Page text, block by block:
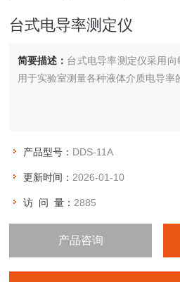
台式电导率测定仪
简要描述： 台式电导率测定仪采用
用于实验室测量各种液体介质电导率
产品型号： DDS-11A
更新时间： 2026-01-10
访 问 量： 2885
产品咨询